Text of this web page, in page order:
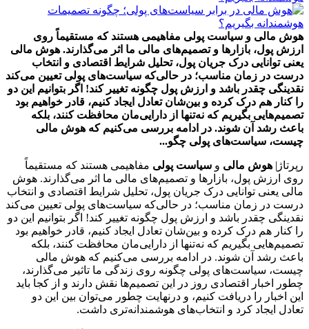
هوش مالی و سیاست پولی مفاهیمی هستند که مستقیماً روی
ارزش پول، بازارها و تصمیم‌های مالی ما اثر می‌گذارند. هوش مالی
یعنی توانایی درک جریان پول، تحلیل شرایط اقتصادی و انتخاب
درست در زمان مناسب؛ در حالی‌که سیاست‌های پولی تعیین می‌کند
نقدینگی چقدر باشد و ارزش پول چگونه تغییر کند! اگر بتوانیم این دو
را کنار هم درک کرده و بین‌شان تعادل ایجاد کنیم، قادر خواهیم بود
تصمیم‌هایی بگیریم که نه‌تنها از دارایی‌مان محافظت کنند، بلکه
باعث رشد آن شوند. در ادامه بررسی می‌کنیم که هوش مالی
چیست، سیاست‌های پولی چگو...
رپرتاژ| هوش مالی و سیاست پولی مفاهیمی هستند که مستقیماً
روی ارزش پول، بازارها و تصمیم‌های مالی ما اثر می‌گذارند. هوش
مالی یعنی توانایی درک جریان پول، تحلیل شرایط اقتصادی و انتخاب
درست در زمان مناسب؛ در حالی‌که سیاست‌های پولی تعیین می‌کند
نقدینگی چقدر باشد و ارزش پول چگونه تغییر کند! اگر بتوانیم این دو
را کنار هم درک کرده و بین‌شان تعادل ایجاد کنیم، قادر خواهیم بود
تصمیم‌هایی بگیریم که نه‌تنها از دارایی‌مان محافظت کنند، بلکه
باعث رشد آن شوند. در ادامه بررسی می‌کنیم که هوش مالی
چیست، سیاست‌های پولی چگونه روی زندگی ما تاثیر می‌گذارند،
چطور اخبار اقتصادی روز در این تصمیم‌ها نقش دارند و از کجا باید
این اخبار را دریافت کنیم، و در‌نهایت چطور می‌توان بین این دو
تعادل ایجاد کرد و انتخاب‌های هوشمندانه‌تری داشت.